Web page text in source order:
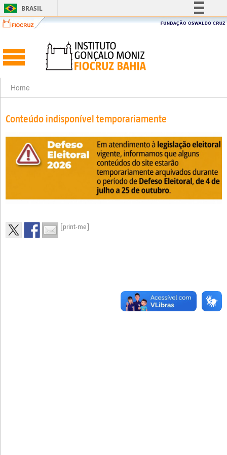
BRASIL
Simplifique!
Acesso à informação
Canais
Home
Conteúdo indisponível temporariamente
[print-me]